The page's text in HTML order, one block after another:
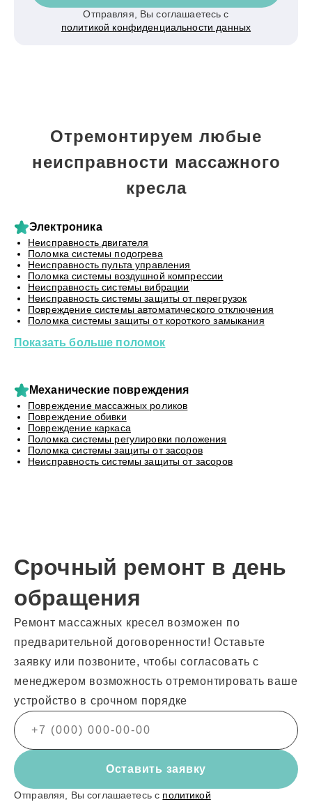
Отправляя, Вы соглашаетесь с
политикой конфиденциальности данных
Отремонтируем любые
неисправности массажного
кресла
Электроника
Неисправность двигателя
Поломка системы подогрева
Неисправность пульта управления
Поломка системы воздушной компрессии
Неисправность системы вибрации
Неисправность системы защиты от перегрузок
Повреждение системы автоматического отключения
Поломка системы защиты от короткого замыкания
Показать больше поломок
Механические повреждения
Повреждение массажных роликов
Повреждение обивки
Повреждение каркаса
Поломка системы регулировки положения
Поломка системы защиты от засоров
Неисправность системы защиты от засоров
Срочный ремонт в день
обращения
Ремонт массажных кресел возможен по
предварительной договоренности! Оставьте
заявку или позвоните, чтобы согласовать с
менеджером возможность отремонтировать ваше
устройство в срочном порядке
Оставить заявку
Отправляя, Вы соглашаетесь с политикой